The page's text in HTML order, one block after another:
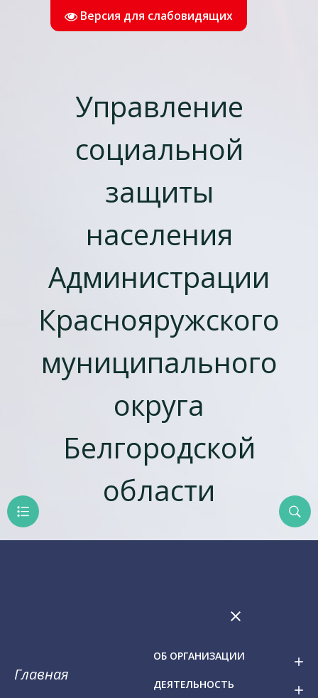
Версия для слабовидящих
Управление
социальной
защиты
населения
Администрации
Краснояружского
муниципального
округа
Белгородской
области
Главная
ОБ ОРГАНИЗАЦИИ add
ДЕЯТЕЛЬНОСТЬ add
close